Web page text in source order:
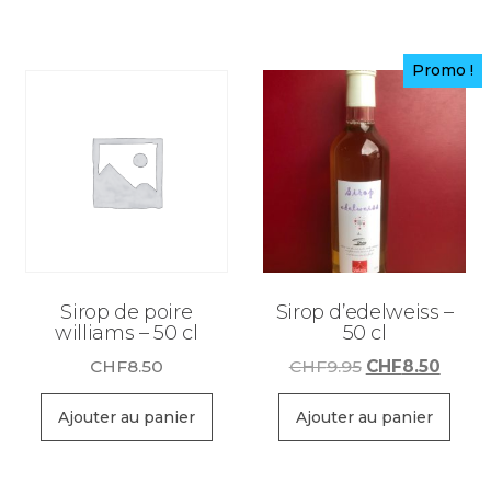
Sirop de poire
williams – 50 cl
CHF8.50
Ajouter au panier
Promo !
Sirop d’edelweiss –
50 cl
CHF9.95 Le
prix
initial
était :
CHF8.50Le
prix
est :
Ajouter au panier